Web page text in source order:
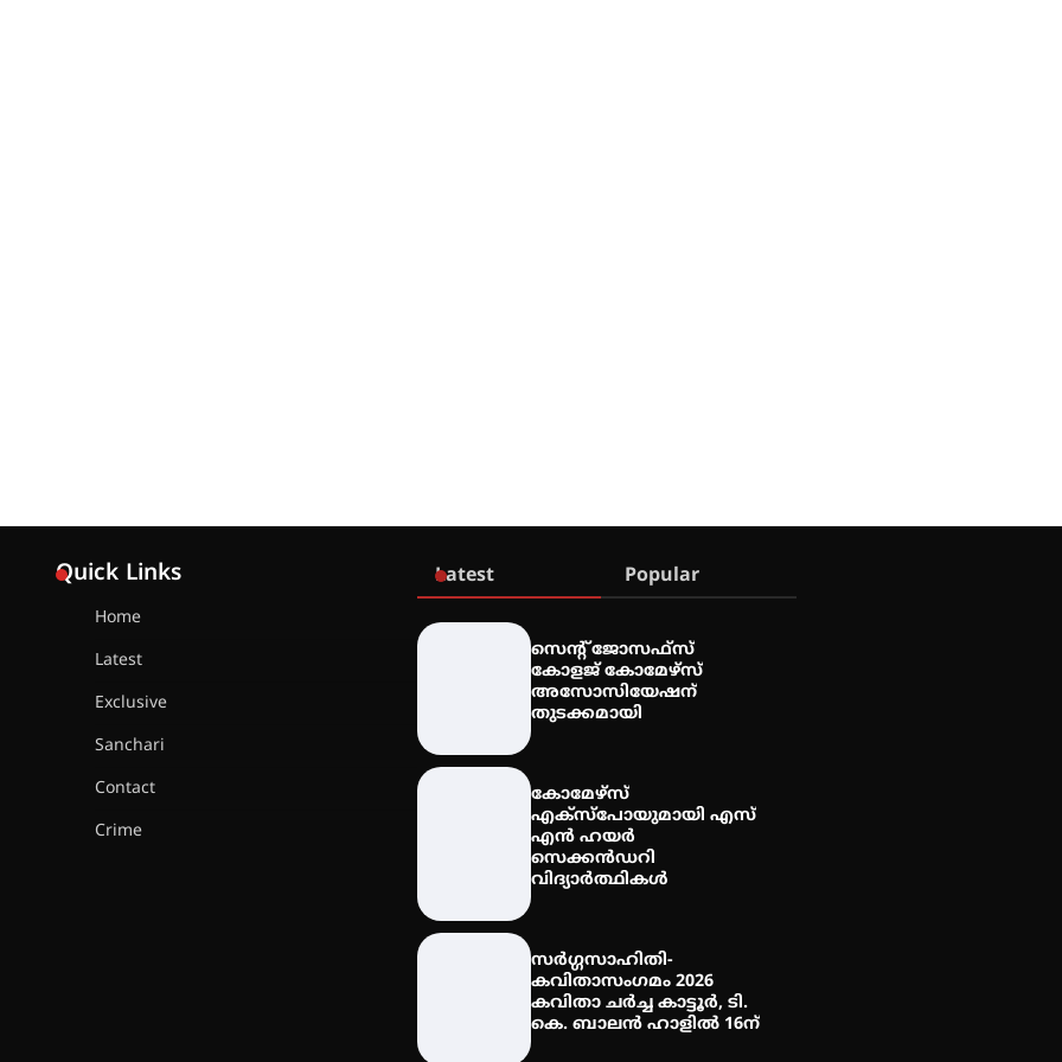
Quick Links
Home
Latest
Exclusive
Sanchari
Contact
Crime
Latest Popular
സെന്റ് ജോസഫ്സ്
കോളജ് കോമേഴ്‌സ്
അസോസിയേഷന്
തുടക്കമായി
കോമേഴ്സ്
എക്സ്പോയുമായി എസ്
എൻ ഹയർ
സെക്കൻഡറി
വിദ്യാർത്ഥികൾ
സർഗ്ഗസാഹിതി-
കവിതാസംഗമം 2026
കവിതാ ചർച്ച കാട്ടൂർ, ടി.
കെ. ബാലൻ ഹാളിൽ 16ന്